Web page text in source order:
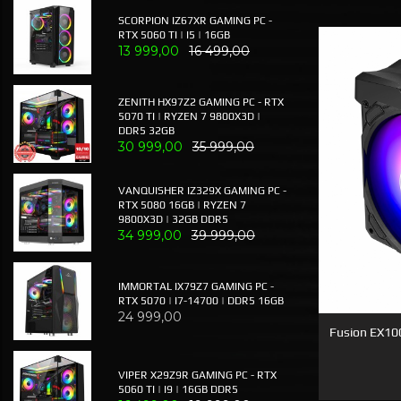
Fusion
SCORPION IZ67XR GAMING PC -
RTX 5060 TI | I5 | 16GB
13 999,00 16 499,00
ZENITH HX97Z2 GAMING PC - RTX
5070 TI | RYZEN 7 9800X3D |
DDR5 32GB
30 999,00 35 999,00
VANQUISHER IZ329X GAMING PC -
RTX 5080 16GB | RYZEN 7
9800X3D | 32GB DDR5
34 999,00 39 999,00
IMMORTAL IX79Z7 GAMING PC -
RTX 5070 | I7-14700 | DDR5 16GB
24 999,00
VIPER X29Z9R GAMING PC - RTX
5060 TI | I9 | 16GB DDR5